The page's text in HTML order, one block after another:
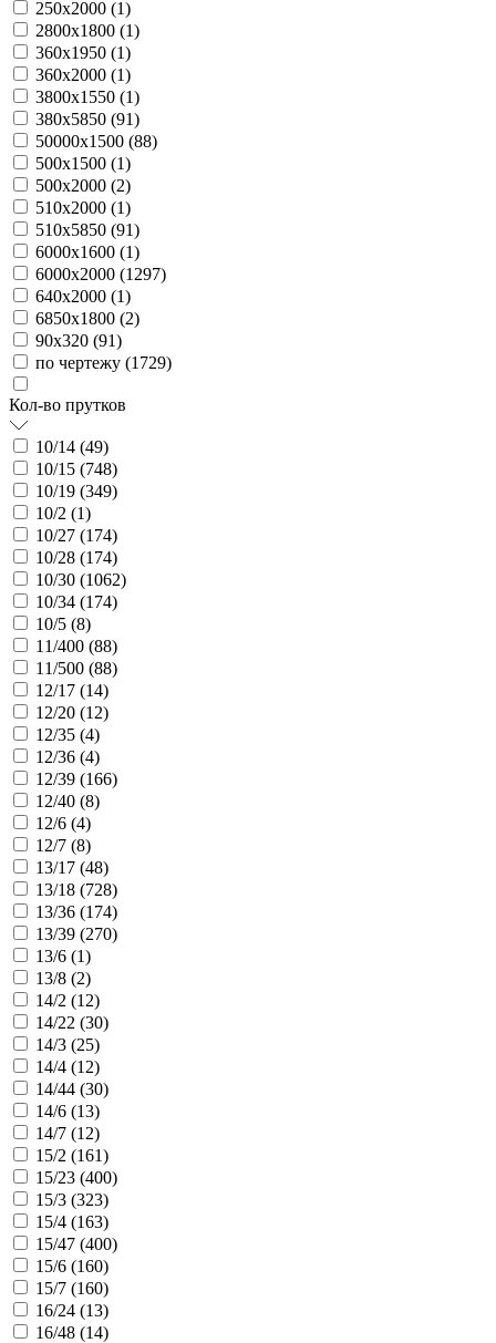
250х2000 (1)
2800х1800 (1)
360х1950 (1)
360х2000 (1)
3800х1550 (1)
380х5850 (91)
50000х1500 (88)
500х1500 (1)
500х2000 (2)
510х2000 (1)
510х5850 (91)
6000х1600 (1)
6000х2000 (1297)
640х2000 (1)
6850х1800 (2)
90х320 (91)
по чертежу (1729)
Кол-во прутков
10/14 (49)
10/15 (748)
10/19 (349)
10/2 (1)
10/27 (174)
10/28 (174)
10/30 (1062)
10/34 (174)
10/5 (8)
11/400 (88)
11/500 (88)
12/17 (14)
12/20 (12)
12/35 (4)
12/36 (4)
12/39 (166)
12/40 (8)
12/6 (4)
12/7 (8)
13/17 (48)
13/18 (728)
13/36 (174)
13/39 (270)
13/6 (1)
13/8 (2)
14/2 (12)
14/22 (30)
14/3 (25)
14/4 (12)
14/44 (30)
14/6 (13)
14/7 (12)
15/2 (161)
15/23 (400)
15/3 (323)
15/4 (163)
15/47 (400)
15/6 (160)
15/7 (160)
16/24 (13)
16/48 (14)